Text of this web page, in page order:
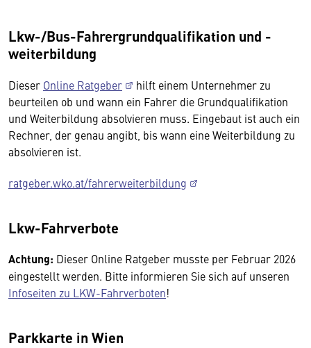
Lkw-/Bus-Fahrergrundqualifikation und -
weiterbildung
Dieser Online Ratgeber
hilft einem Unternehmer zu
beurteilen ob und wann ein Fahrer die Grundqualifikation
und Weiterbildung absolvieren muss. Eingebaut ist auch ein
Rechner, der genau angibt, bis wann eine Weiterbildung zu
absolvieren ist.
ratgeber.wko.at/fahrerweiterbildung
Lkw-Fahrverbote
Achtung: Dieser Online Ratgeber musste per Februar 2026
eingestellt werden. Bitte informieren Sie sich auf unseren
Infoseiten zu LKW-Fahrverboten!
Parkkarte in Wien